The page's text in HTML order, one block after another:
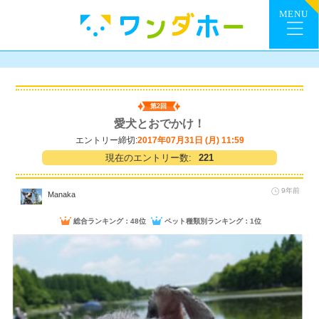
第2回
愛犬とおでかけ！
エントリー締切:2017年07月31日 (月) 11:59
現在のエントリー数: 221
Manaka 9年前
総合ランキング：48位 ペット種類別ランキング：1位